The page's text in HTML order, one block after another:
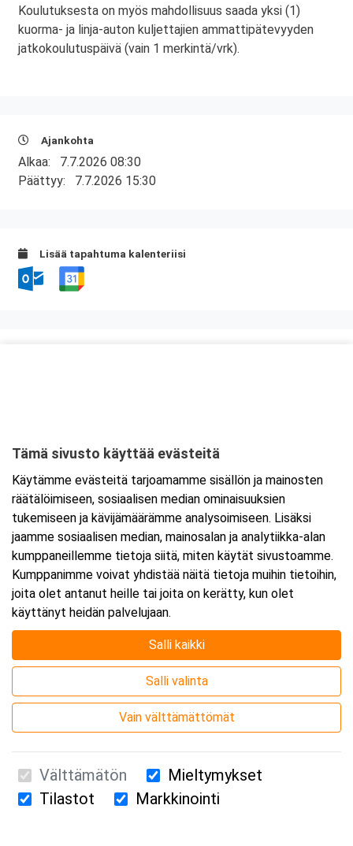
Koulutuksesta on myös mahdollisuus saada yksi (1)
kuorma- ja linja-auton kuljettajien ammattipätevyyden
jatkokoulutuspäivä (vain 1 merkintä/vrk).
Ajankohta
Alkaa: 7.7.2026 08:30
Päättyy: 7.7.2026 15:30
Lisää tapahtuma kalenteriisi
Tarkempi kartta ja ajo-ohjeet
Suomen Ensiapukoulutus Oy / Valimotie 21 / 00380 Helsinki
Tämä sivusto käyttää evästeitä
Käytämme evästeitä tarjoamamme sisällön ja mainosten
räätälöimiseen, sosiaalisen median ominaisuuksien
tukemiseen ja kävijämäärämme analysoimiseen. Lisäksi
jaamme sosiaalisen median, mainosalan ja analytiikka-alan
kumppaneillemme tietoja siitä, miten käytät sivustoamme.
Kumppanimme voivat yhdistää näitä tietoja muihin tietoihin,
joita olet antanut heille tai joita on kerätty, kun olet
käyttänyt heidän palvelujaan.
Salli kaikki
Salli valinta
Vain välttämättömät
Välttämätön
Mieltymykset
Tilastot
Markkinointi